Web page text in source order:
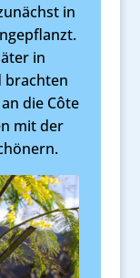
in
in
brachten
die Côte
mit der